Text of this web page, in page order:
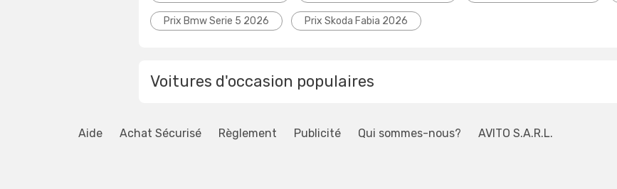
Prix Bmw Serie 5 2026 Prix Skoda Fabia 2026
Voitures d'occasion populaires
Aide Achat Sécurisé Règlement Publicité Qui sommes-nous? AVITO S.A.R.L.